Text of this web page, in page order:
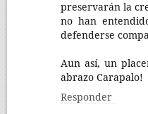
preservarán la
no han
defenderse
Aun así, un
abrazo Carapalo!
Responder